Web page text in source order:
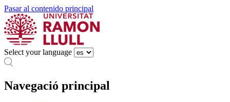
Pasar al contenido principal
Select your language
Navegació principal